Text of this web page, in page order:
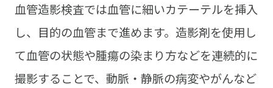
血管造影検査では血管に細いカテーテルを挿入
し、目的の血管まで進めます。造影剤を使用し
て血管の状態や腫瘍の染まり方などを連続的に
撮影することで、動脈・静脈の病変やがんなど